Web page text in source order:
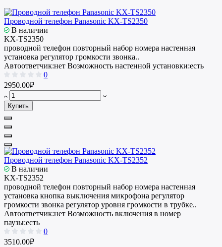
Проводной телефон Panasonic KX-TS2350
В наличии
KX-TS2350
проводной телефон повторный набор номера настенная
установка регулятор громкости звонка..
Автоответчик:нет Возможность настенной установки:есть
0
2950.00₽
Купить
Проводной телефон Panasonic KX-TS2352
В наличии
KX-TS2352
проводной телефон повторный набор номера настенная
установка кнопка выключения микрофона регулятор
громкости звонка регулятор уровня громкости в трубке..
Автоответчик:нет Возможность включения в номер
паузы:есть
0
3510.00₽